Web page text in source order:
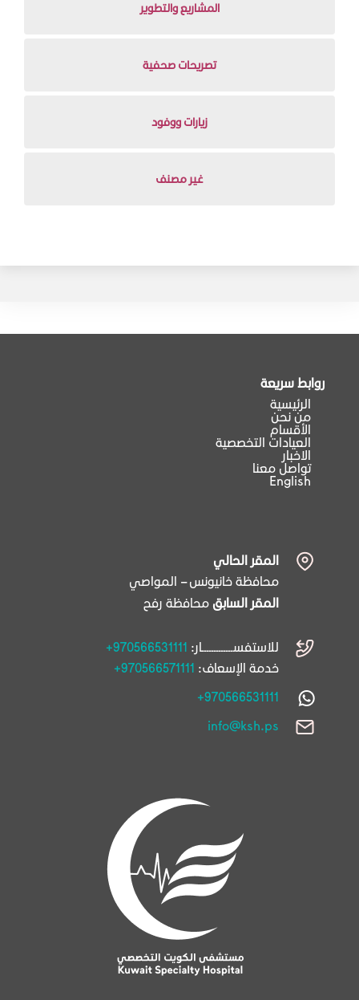
المشاريع والتطوير
تصريحات صحفية
زيارات ووفود
غير مصنف
روابط سريعة
الرئيسية
من نحن
الأقسام
العيادات التخصصية
الاخبار
تواصل معنا
English
المقر الحالي
محافظة خانيونس – المواصي
المقر السابق محافظة رفح
للاستفســـــــــــــار: +970566531111
خدمة الإسعاف: +970566571111
+970566531111
info@ksh.ps